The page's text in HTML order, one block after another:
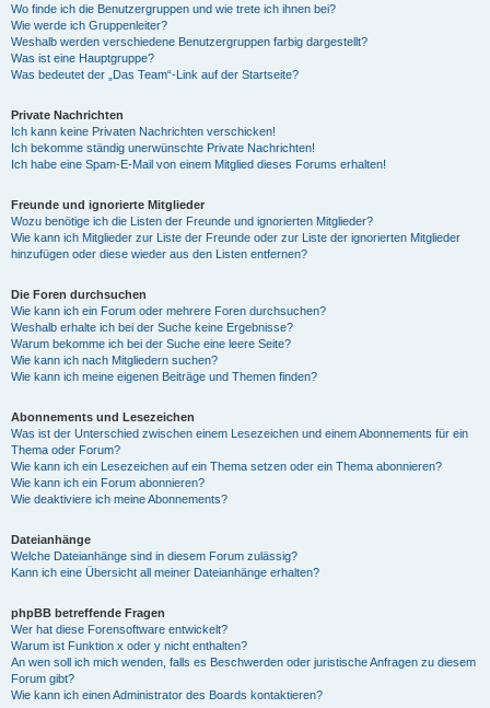
Wo finde ich die Benutzergruppen und wie trete ich ihnen bei?
Wie werde ich Gruppenleiter?
Weshalb werden verschiedene Benutzergruppen farbig dargestellt?
Was ist eine Hauptgruppe?
Was bedeutet der „Das Team“-Link auf der Startseite?
Private Nachrichten
Ich kann keine Privaten Nachrichten verschicken!
Ich bekomme ständig unerwünschte Private Nachrichten!
Ich habe eine Spam-E-Mail von einem Mitglied dieses Forums erhalten!
Freunde und ignorierte Mitglieder
Wozu benötige ich die Listen der Freunde und ignorierten Mitglieder?
Wie kann ich Mitglieder zur Liste der Freunde oder zur Liste der ignorierten Mitglieder
hinzufügen oder diese wieder aus den Listen entfernen?
Die Foren durchsuchen
Wie kann ich ein Forum oder mehrere Foren durchsuchen?
Weshalb erhalte ich bei der Suche keine Ergebnisse?
Warum bekomme ich bei der Suche eine leere Seite?
Wie kann ich nach Mitgliedern suchen?
Wie kann ich meine eigenen Beiträge und Themen finden?
Abonnements und Lesezeichen
Was ist der Unterschied zwischen einem Lesezeichen und einem Abonnements für ein
Thema oder Forum?
Wie kann ich ein Lesezeichen auf ein Thema setzen oder ein Thema abonnieren?
Wie kann ich ein Forum abonnieren?
Wie deaktiviere ich meine Abonnements?
Dateianhänge
Welche Dateianhänge sind in diesem Forum zulässig?
Kann ich eine Übersicht all meiner Dateianhänge erhalten?
phpBB betreffende Fragen
Wer hat diese Forensoftware entwickelt?
Warum ist Funktion x oder y nicht enthalten?
An wen soll ich mich wenden, falls es Beschwerden oder juristische Anfragen zu diesem
Forum gibt?
Wie kann ich einen Administrator des Boards kontaktieren?